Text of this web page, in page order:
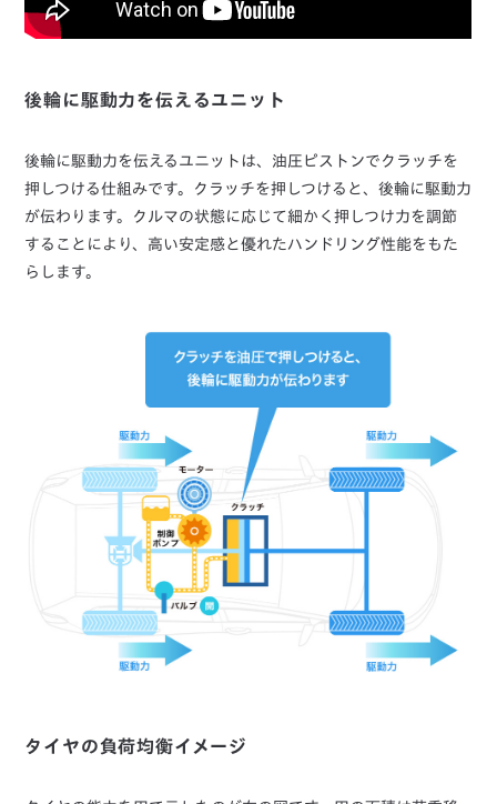
後輪に駆動力を伝えるユニット
後輪に駆動力を伝えるユニットは、油圧ピストンでクラッチを
押しつける仕組みです。クラッチを押しつけると、後輪に駆動力
が伝わります。クルマの状態に応じて細かく押しつけ力を調節
することにより、高い安定感と優れたハンドリング性能をもた
らします。
タイヤの負荷均衡イメージ